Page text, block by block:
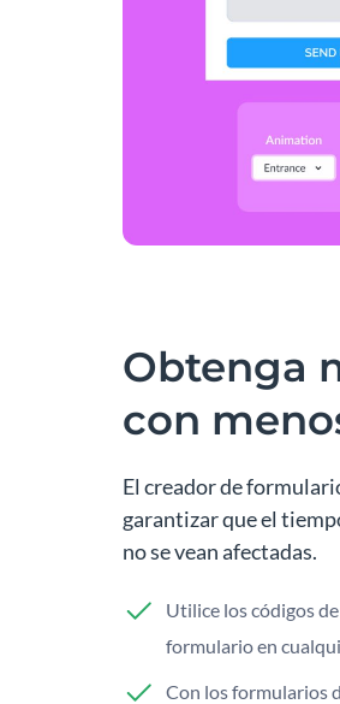
Obtenga
con
El creador de
garantizar que el
no se vean afectadas.
Utilice los códigos
formulario en
Con los formularios